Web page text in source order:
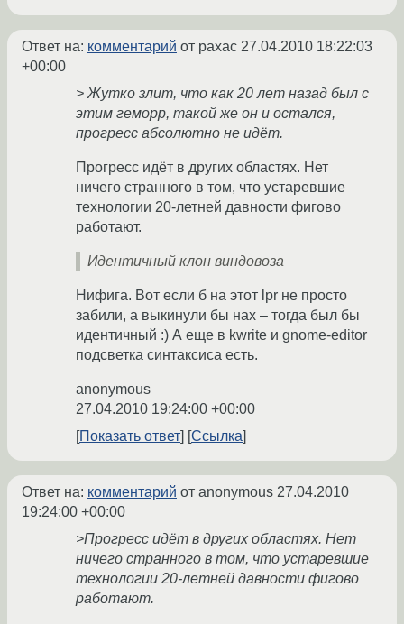
Ответ на: комментарий от paxac 27.04.2010 18:22:03
+00:00
> Жутко злит, что как 20 лет назад был с
этим геморр, такой же он и остался,
прогресс абсолютно не идёт.
Прогресс идёт в других областях. Нет
ничего странного в том, что устаревшие
технологии 20-летней давности фигово
работают.
Идентичный клон виндовоза
Нифига. Вот если б на этот lpr не просто
забили, а выкинули бы нах – тогда был бы
идентичный :) А еще в kwrite и gnome-editor
подсветка синтаксиса есть.
anonymous
27.04.2010 19:24:00 +00:00
Показать ответ
Ссылка
Ответ на: комментарий от anonymous 27.04.2010
19:24:00 +00:00
>Прогресс идёт в других областях. Нет
ничего странного в том, что устаревшие
технологии 20-летней давности фигово
работают.